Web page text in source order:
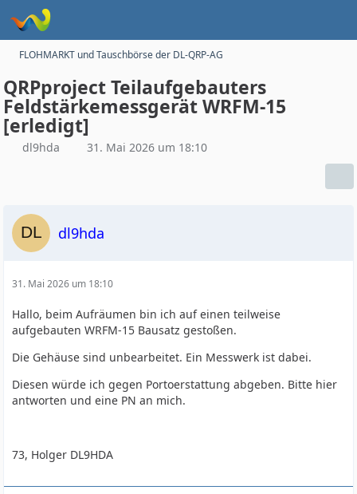
FLOHMARKT und Tauschbörse der DL-QRP-AG
QRPproject Teilaufgebauters
Feldstärkemessgerät WRFM-15
[erledigt]
dl9hda 31. Mai 2026 um 18:10
dl9hda
31. Mai 2026 um 18:10
Hallo, beim Aufräumen bin ich auf einen teilweise
aufgebauten WRFM-15 Bausatz gestoßen.
Die Gehäuse sind unbearbeitet. Ein Messwerk ist dabei.
Diesen würde ich gegen Portoerstattung abgeben. Bitte hier
antworten und eine PN an mich.
73, Holger DL9HDA